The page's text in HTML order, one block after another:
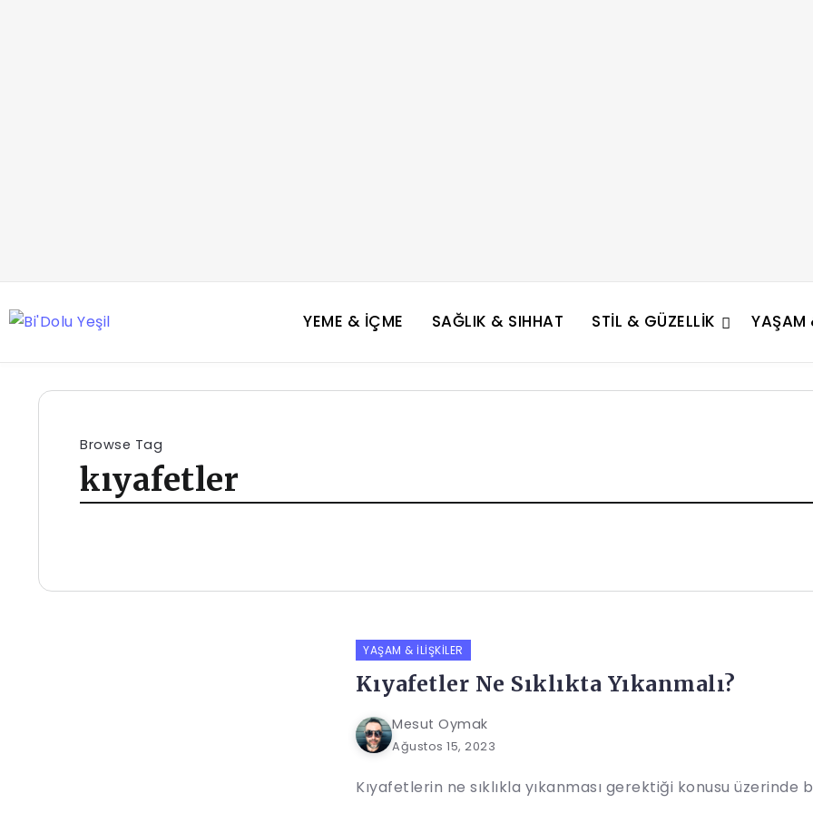
YEME & İÇME SAĞLIK & SIHHAT STIL & GÜZELLIK YAŞAM
Browse Tag
kıyafetler
YAŞAM & İLIŞKILER
Kıyafetler Ne Sıklıkta Yıkanmalı?
Mesut Oymak
Ağustos 15, 2023
Kıyafetlerin ne sıklıkla yıkanması gerektiği konusu üzerinde